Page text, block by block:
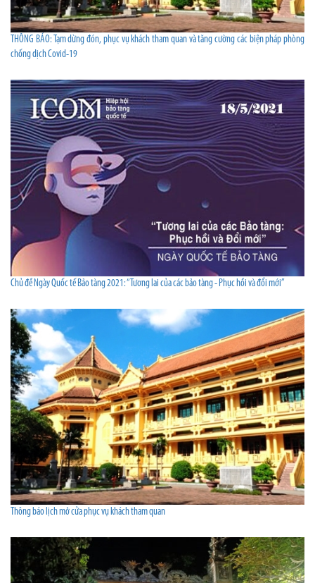
THÔNG BÁO: Tạm dừng đón, phục vụ khách tham quan và tăng cường các biện pháp phòng
chống dịch Covid-19
Chủ đề Ngày Quốc tế Bảo tàng 2021: “Tương lai của các bảo tàng - Phục hồi và đổi mới”
Thông báo lịch mở cửa phục vụ khách tham quan